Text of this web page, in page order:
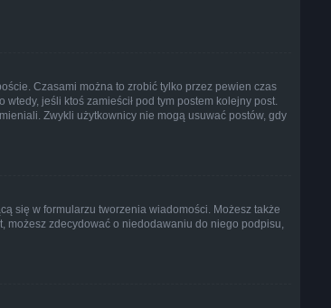
Czasami można to zrobić tylko przez pewien czas
jeśli ktoś zamieścił pod tym postem kolejny post.
Zwykli użytkownicy nie mogą usuwać postów, gdy
się w formularzu tworzenia wiadomości. Możesz także
możesz zdecydować o niedodawaniu do niego podpisu,